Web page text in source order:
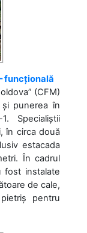
funcțională
(CFM)
și punerea în
Specialiștii
în circa două
estacada
În cadrul
fost instalate
de cale,
pentru